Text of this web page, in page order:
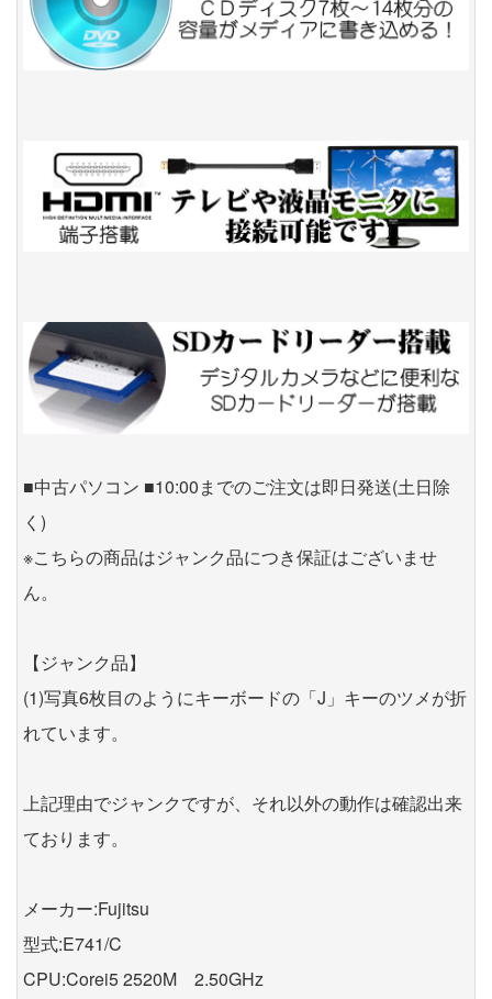
■中古パソコン ■10:00までのご注文は即日発送(土日除
く)
※こちらの商品はジャンク品につき保証はございませ
ん。
【ジャンク品】
(1)写真6枚目のようにキーボードの「J」キーのツメが折
れています。
上記理由でジャンクですが、それ以外の動作は確認出来
ております。
メーカー:Fujitsu
型式:E741/C
CPU:Corei5 2520M 2.50GHz